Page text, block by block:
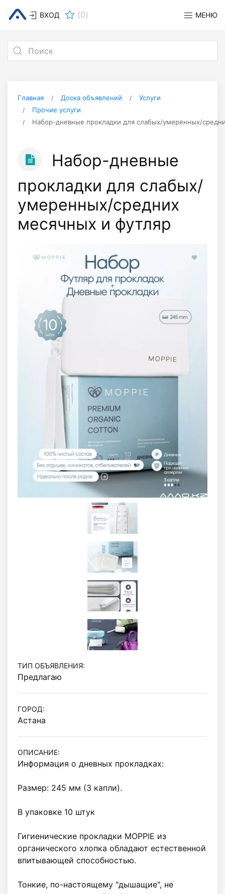
ВХОД (0) МЕНЮ
Главная Доска объявлений
Услуги
Прочие услуги
Набор-дневные прокладки для слабых/умеренных/
Набор-дневные
прокладки для слабых/
умеренных/средних
месячных и футляр
ТИП ОБЪЯВЛЕНИЯ:
Предлагаю
ГОРОД:
Астана
ОПИСАНИЕ:
Информация о дневных прокладках:
Размер: 245 мм (3 капли).
В упаковке 10 штук
Гигиенические прокладки MOPPIE из
органического хлопка обладают естественной
впитывающей способностью.
Тонкие, по-настоящему "дышащие", не